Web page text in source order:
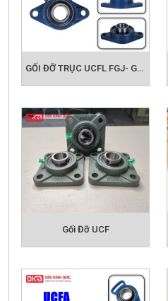
Gối Đỡ UCF